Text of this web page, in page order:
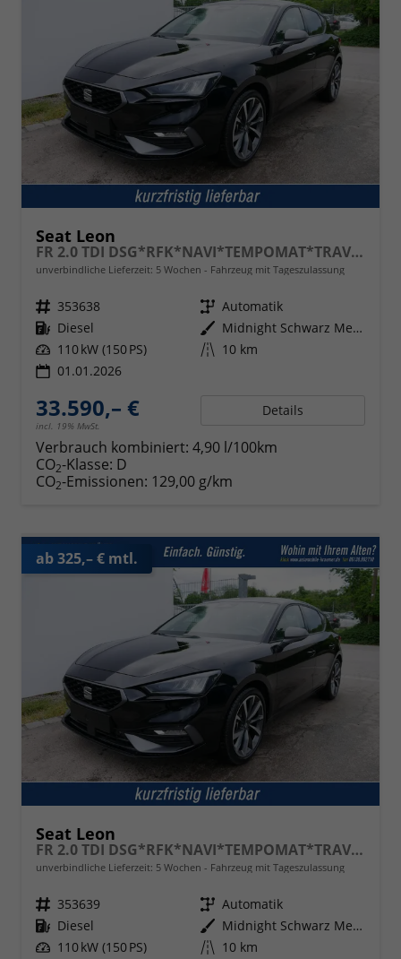
Seat Leon
FR 2.0 TDI DSG*RFK*NAVI*TEMPOMAT*TRAVEL ASSIST* FULL LINK* KEYLESS-GO*
unverbindliche Lieferzeit: 5 Wochen Fahrzeug mit Tageszulassung
Fahrzeugnr. 353638 Getriebe Automatik
Kraftstoff Diesel Außenfarbe
Midnight Schwarz Metallic
Leistung 110 kW (150 PS) Kilometerstand 10 km
01.01.2026
33.590,– €
incl. 19% MwSt.
Details
Verbrauch kombiniert: 4,90 l/100km
CO2-Klasse: D
CO2-Emissionen: 129,00 g/km
ab 325,– € mtl.
Seat Leon
FR 2.0 TDI DSG*RFK*NAVI*TEMPOMAT*TRAVEL ASSIST* FULL LINK* KEYLESS-GO*
unverbindliche Lieferzeit: 5 Wochen Fahrzeug mit Tageszulassung
Fahrzeugnr. 353639 Getriebe Automatik
Kraftstoff Diesel Außenfarbe
Midnight Schwarz Metallic
Leistung 110 kW (150 PS) Kilometerstand 10 km